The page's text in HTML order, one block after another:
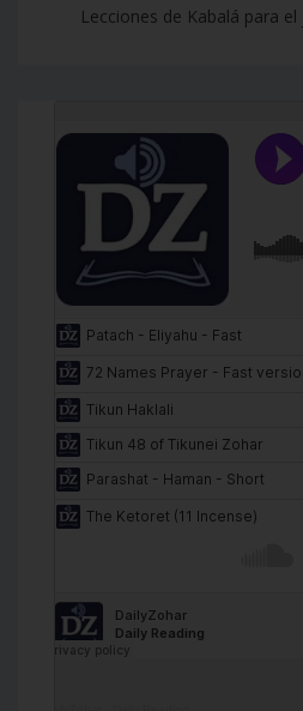
Lecciones de Kabalá para